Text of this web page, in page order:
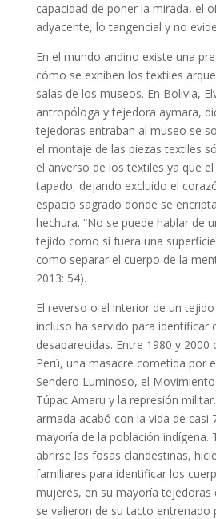
capacidad de poner la mirada, el
adyacente, lo tangencial y no
En el mundo andino existe una
cómo se exhiben los textiles
salas de los museos. En Bolivia,
antropóloga y tejedora aymara,
tejedoras entraban al museo se
el montaje de las piezas textiles
el anverso de los textiles ya que
tapado, dejando excluido el
espacio sagrado donde se
hechura. “No se puede hablar de
tejido como si fuera una
como separar el cuerpo de la
2013: 54).
El reverso o el interior de un
incluso ha servido para identificar
desaparecidas. Entre 1980 y 2000
Perú, una masacre cometida por
Sendero Luminoso, el
Túpac Amaru y la represión
armada acabó con la vida de casi
mayoría de la población indígena.
abrirse las fosas clandestinas,
familiares para identificar los
mujeres, en su mayoría tejedoras
se valieron de su tacto entrenado